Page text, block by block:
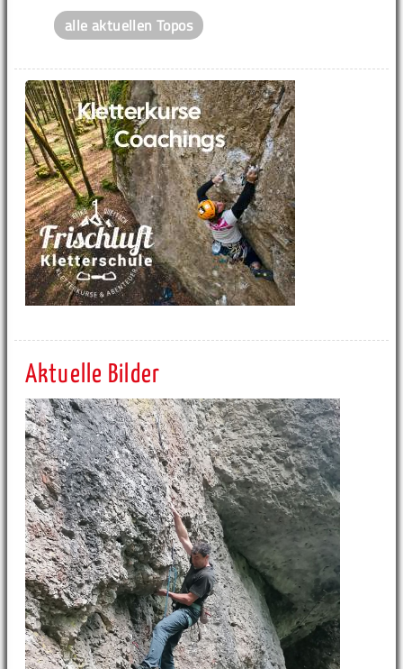
alle aktuellen Topos
Aktuelle Bilder